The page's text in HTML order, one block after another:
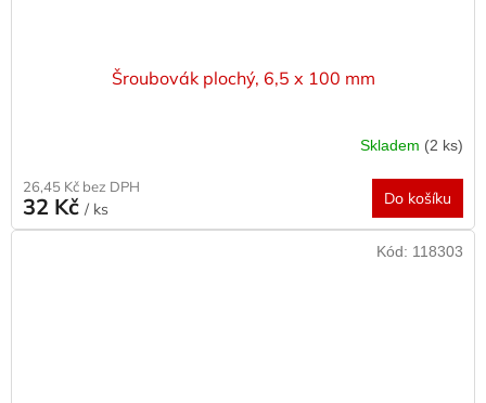
Šroubovák plochý, 6,5 x 100 mm
Skladem (2 ks)
26,45 Kč bez DPH
32 Kč / ks
Do košíku
Kód: 118303